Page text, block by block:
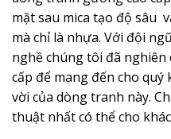
mặt sau mica tạo độ sâu
mà chỉ là nhựa. Với đội
nghề chúng tôi đã nghiên
cấp để mang đến cho
vời của dòng tranh này.
thuật nhất có thể cho